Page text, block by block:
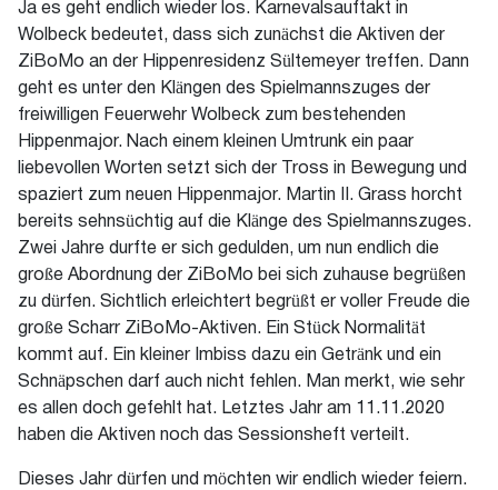
Ja es geht endlich wieder los. Karnevalsauftakt in
Wolbeck bedeutet, dass sich zunächst die Aktiven der
ZiBoMo an der Hippenresidenz Sültemeyer treffen. Dann
geht es unter den Klängen des Spielmannszuges der
freiwilligen Feuerwehr Wolbeck zum bestehenden
Hippenmajor. Nach einem kleinen Umtrunk ein paar
liebevollen Worten setzt sich der Tross in Bewegung und
spaziert zum neuen Hippenmajor. Martin II. Grass horcht
bereits sehnsüchtig auf die Klänge des Spielmannszuges.
Zwei Jahre durfte er sich gedulden, um nun endlich die
große Abordnung der ZiBoMo bei sich zuhause begrüßen
zu dürfen. Sichtlich erleichtert begrüßt er voller Freude die
große Scharr ZiBoMo-Aktiven. Ein Stück Normalität
kommt auf. Ein kleiner Imbiss dazu ein Getränk und ein
Schnäpschen darf auch nicht fehlen. Man merkt, wie sehr
es allen doch gefehlt hat. Letztes Jahr am 11.11.2020
haben die Aktiven noch das Sessionsheft verteilt.
Dieses Jahr dürfen und möchten wir endlich wieder feiern.